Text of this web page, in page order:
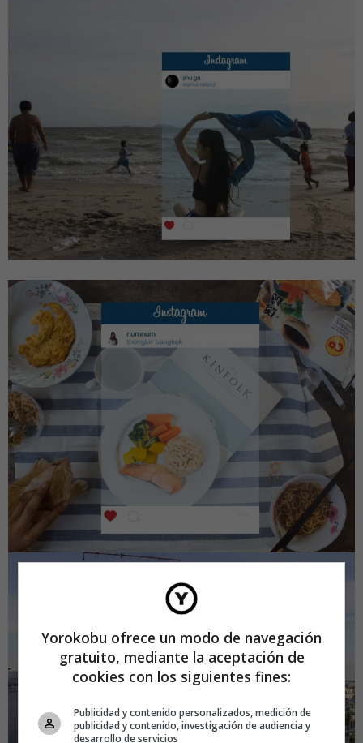
Yorokobu ofrece un modo de navegación
gratuito, mediante la aceptación de
cookies con los siguientes fines:
Publicidad y contenido personalizados, medición de
publicidad y contenido, investigación de audiencia y
desarrollo de servicios